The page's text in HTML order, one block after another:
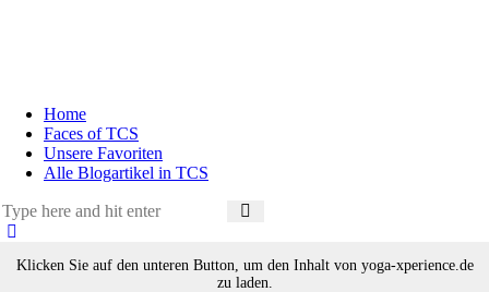
Home
Faces of TCS
Unsere Favoriten
Alle Blogartikel in TCS
Klicken Sie auf den unteren Button, um den Inhalt von yoga-xperience.de
zu laden.